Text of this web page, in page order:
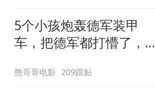
5个小孩炮轰德军装甲
车，把德军都打懵了，战
憨哥哥电影 209跟贴